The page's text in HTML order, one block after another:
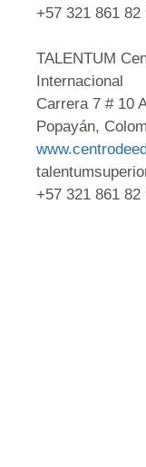
+57 321 861 82
TALENTUM
Internacional
Carrera 7 # 10
Popayán,
+57 321 861 82